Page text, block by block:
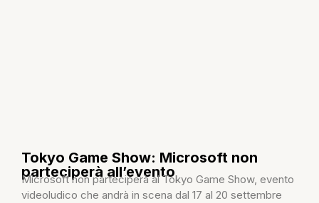
Tokyo Game Show: Microsoft non
parteciperà all’evento
Microsoft non parteciperà al Tokyo Game Show, evento
videoludico che andrà in scena dal 17 al 20 settembre